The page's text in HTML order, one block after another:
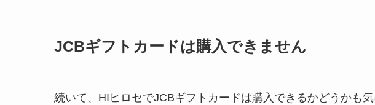
JCBギフトカードは購入できません
続いて、HIヒロセでJCBギフトカードは購入できるかどうかも